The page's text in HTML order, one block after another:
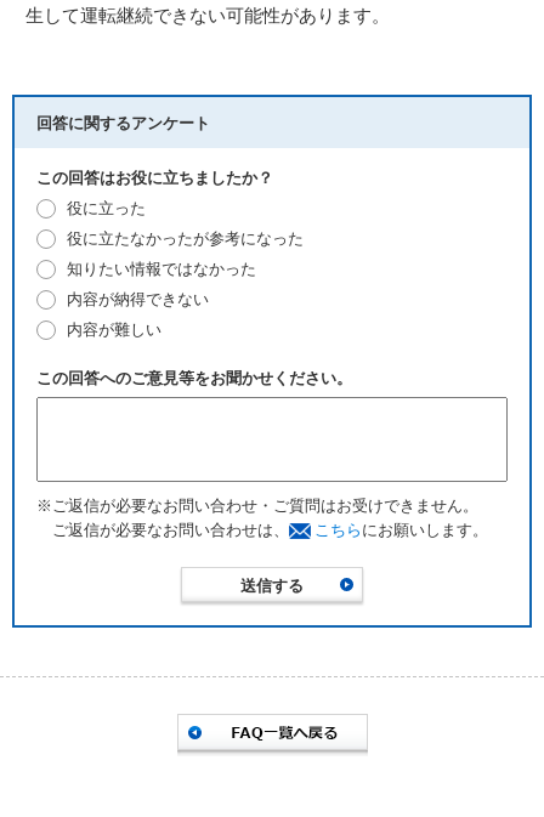
生して運転継続できない可能性があります。
回答に関するアンケート
この回答はお役に立ちましたか？
役に立った
役に立たなかったが参考になった
知りたい情報ではなかった
内容が納得できない
内容が難しい
この回答へのご意見等をお聞かせください。
※ご返信が必要なお問い合わせ・ご質問はお受けできません。
ご返信が必要なお問い合わせは、
こちら にお願いします。